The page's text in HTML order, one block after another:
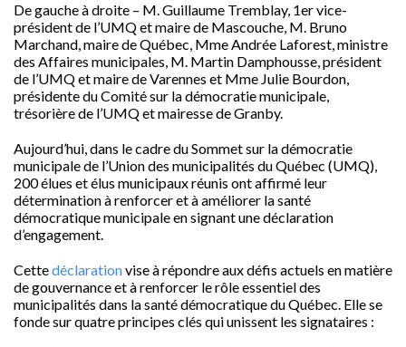
De gauche à droite – M. Guillaume Tremblay, 1er vice-
président de l’UMQ et maire de Mascouche, M. Bruno
Marchand, maire de Québec, Mme Andrée Laforest, ministre
des Affaires municipales, M. Martin Damphousse, président
de l’UMQ et maire de Varennes et Mme Julie Bourdon,
présidente du Comité sur la démocratie municipale,
trésorière de l’UMQ et mairesse de Granby.
Aujourd’hui, dans le cadre du Sommet sur la démocratie
municipale de l’Union des municipalités du Québec (UMQ),
200 élues et élus municipaux réunis ont affirmé leur
détermination à renforcer et à améliorer la santé
démocratique municipale en signant une déclaration
d’engagement.
Cettedéclarationvise à répondre aux défis actuels en matière
de gouvernance et à renforcer le rôle essentiel des
municipalités dans la santé démocratique du Québec. Elle se
fonde sur quatre principes clés qui unissent les signataires :